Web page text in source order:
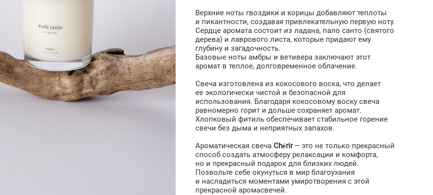
Верхние ноты гвоздики и корицы добавляют теплоты
и пикантности, создавая привлекательную первую ноту.
Сердце аромата состоит из ладана, пало санто (святого
дерева) и лаврового листа, которые придают ему
глубину и загадочность.
Базовые ноты амбры и ветивера заключают этот
аромат в теплое, долговременное облачение.
Свеча изготовлена из кокосового воска, что делает
ее экологически чистой и безопасной для
использования. Благодаря кокосовому воску свеча
равномерно горит и дольше сохраняет аромат.
Хлопковый фитиль обеспечивает стабильное горение
свечи без дыма и неприятных запахов.
Ароматическая свечаChérir— это не только прекрасный
способ создать атмосферу релаксации и комфорта,
но и прекрасный подарок для близких людей.
Позвольте себе окунуться в мир благоухания
и насладиться моментами умиротворения с этой
прекрасной аромасвечей.